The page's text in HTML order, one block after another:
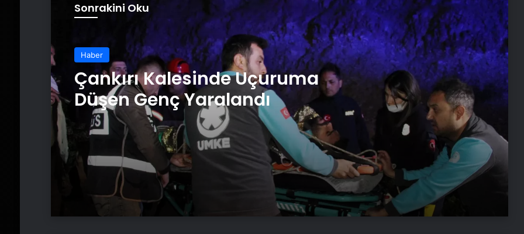
Sonrakini Oku
Haber
Çankırı Kalesinde Uçuruma
Düşen Genç Yaralandı
Çankırı Kalesi’nde Düşme Kazası
Bodrum’da Su Sporları Kazası: 3
Yaralı
Muğla’da 6.0 Büyüklüğünde Deprem
Datça Açıklarında 6.0 Büyüklüğünde
Deprem
Bu nadir görülen kanser belirtisi
sadece banyoda ortaya çıkıyor